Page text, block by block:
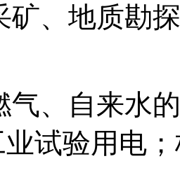
矿、地质勘
气、自来水
试验用电